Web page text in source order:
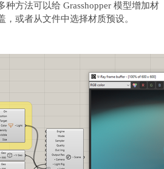
种方法可以给 Grasshopper 模型增加材
，或者从文件中选择材质预设。